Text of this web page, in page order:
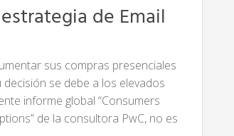
de Email
sus compras presenciales
se debe a los elevados
informe global “Consumers
de la consultora PwC, no es